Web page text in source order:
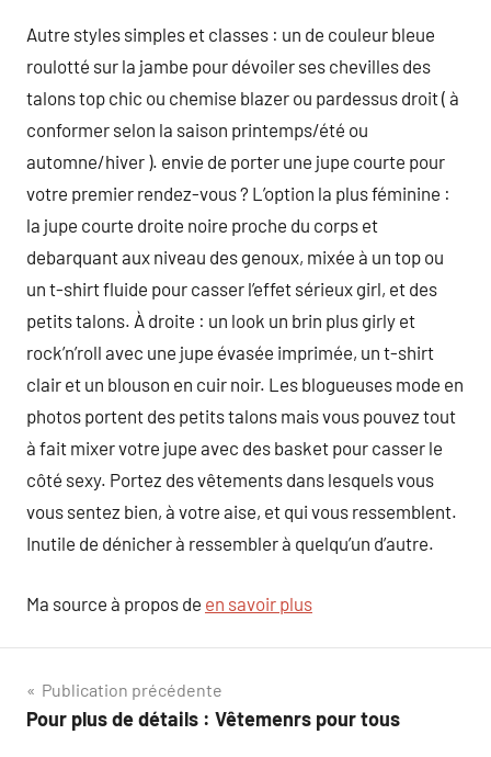
Autre styles simples et classes : un de couleur bleue
roulotté sur la jambe pour dévoiler ses chevilles des
talons top chic ou chemise blazer ou pardessus droit ( à
conformer selon la saison printemps/été ou
automne/hiver ). envie de porter une jupe courte pour
votre premier rendez-vous ? L’option la plus féminine :
la jupe courte droite noire proche du corps et
debarquant aux niveau des genoux, mixée à un top ou
un t-shirt fluide pour casser l’effet sérieux girl, et des
petits talons. À droite : un look un brin plus girly et
rock’n’roll avec une jupe évasée imprimée, un t-shirt
clair et un blouson en cuir noir. Les blogueuses mode en
photos portent des petits talons mais vous pouvez tout
à fait mixer votre jupe avec des basket pour casser le
côté sexy. Portez des vêtements dans lesquels vous
vous sentez bien, à votre aise, et qui vous ressemblent.
Inutile de dénicher à ressembler à quelqu’un d’autre.
Ma source à propos de en savoir plus
Navigation
de
Publication précédente
Pour plus de détails : Vêtemenrs pour tous